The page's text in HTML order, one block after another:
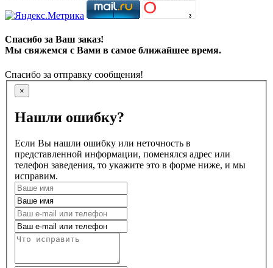
Спасибо за Ваш заказ!
Мы свяжемся с Вами в самое ближайшее время.
Спасибо за отправку сообщения!
×
Нашли ошибку?
Если Вы нашли ошибку или неточность в
представленной информации, поменялся адрес или
телефон заведения, то укажите это в форме ниже, и мы
исправим.